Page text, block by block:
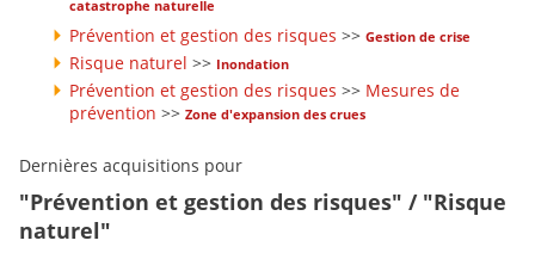
catastrophe naturelle
Prévention et gestion des risques >> Gestion de crise
Risque naturel >> Inondation
Prévention et gestion des risques >> Mesures de
prévention >> Zone d'expansion des crues
Dernières acquisitions pour
"Prévention et gestion des risques" / "Risque
naturel"